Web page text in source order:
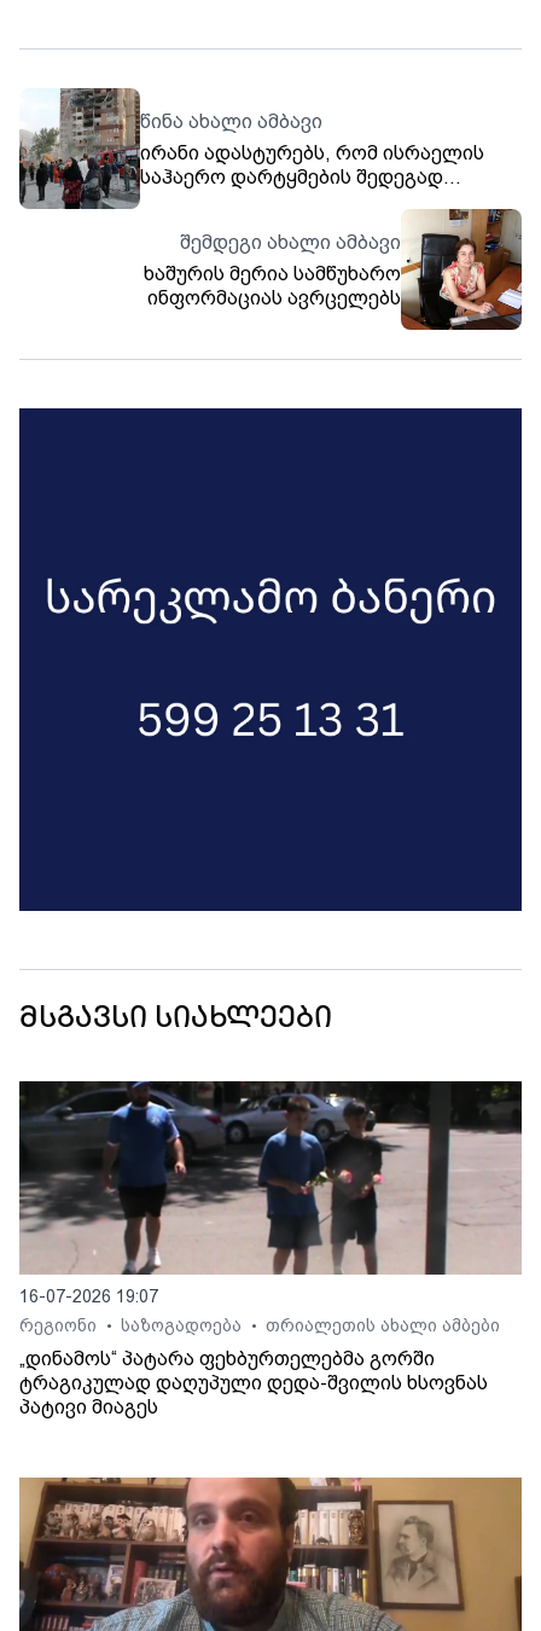
წინა ახალი ამბავი
ირანი ადასტურებს, რომ ისრაელის
საჰაერო დარტყმების შედეგად
შემდეგი ახალი ამბავი
ხაშურის მერია სამწუხარო
ინფორმაციას ავრცელებს
მსგავსი სიახლეები
16-07-2026 19:07
რეგიონი
• საზოგადოება • თრიალეთის ახალი ამბები
„დინამოს“ პატარა ფეხბურთელებმა გორში
ტრაგიკულად დაღუპული დედა-შვილის ხსოვნას
პატივი მიაგეს